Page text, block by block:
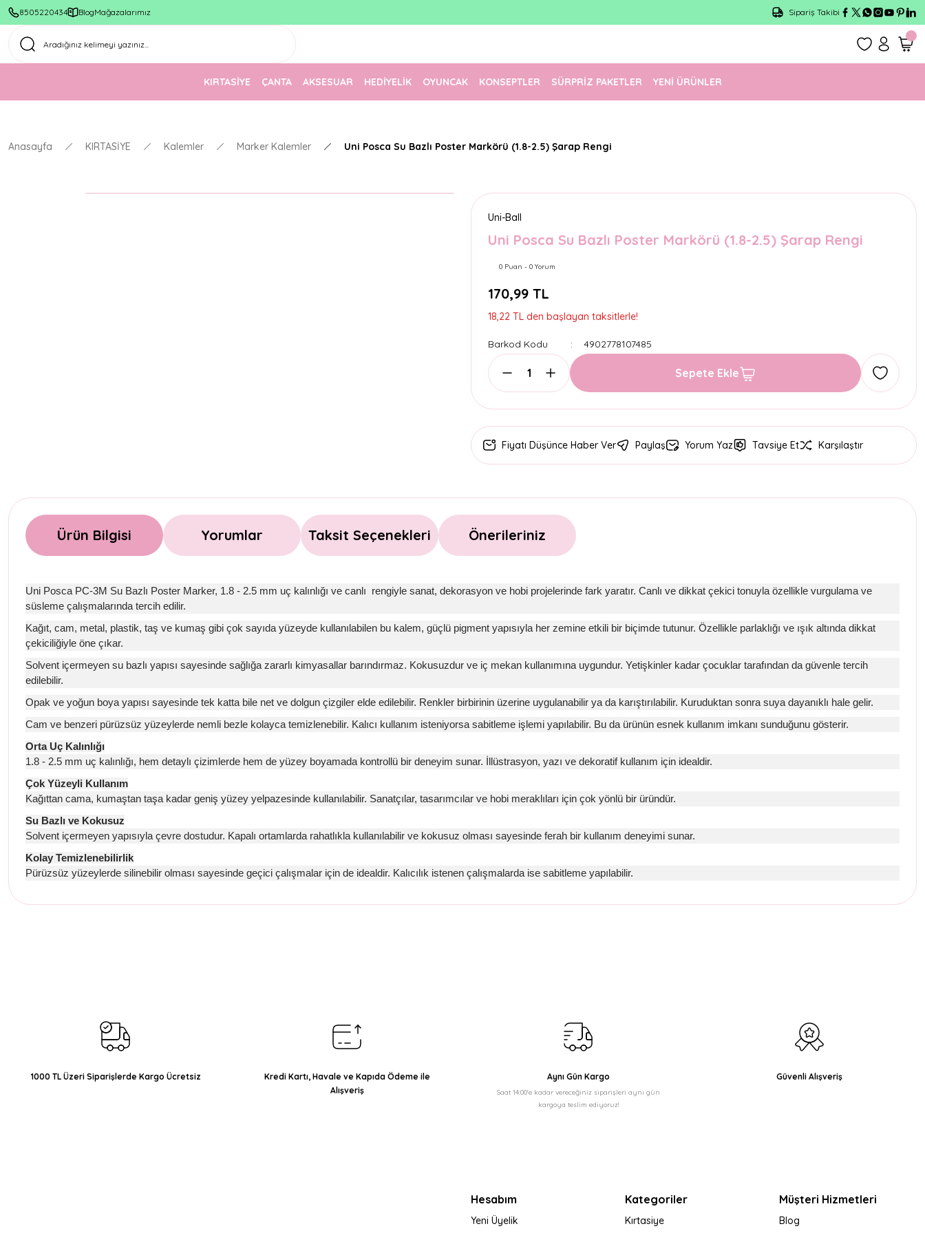
8505220434 BlogMağazalarımız
1500 TL Üzeri Ücretsiz Kargo
Sipariş Takibi
KIRTASİYE ÇANTA AKSESUAR HEDİYELİK OYUNCAK KONSEPTLER SÜRPRİZ PAKETLER YENİ ÜRÜNLER
Anasayfa KIRTASİYE Kalemler Marker Kalemler Uni Posca Su Bazlı Poster Markörü (1.8-2.5) Şarap Rengi
Uni-Ball
Uni Posca Su Bazlı Poster Markörü (1.8-2.5) Şarap Rengi
0 Puan - 0 Yorum
170,99 TL
18,22 TL den başlayan taksitlerle!
Barkod Kodu 4902778107485
Sepete Ekle
Fiyatı Düşünce Haber Ver Paylaş Yorum Yaz Tavsiye Et Karşılaştır
Ürün Bilgisi Yorumlar Taksit Seçenekleri Önerileriniz
Uni Posca PC-3M Su Bazlı Poster Marker, 1.8 - 2.5 mm uç kalınlığı ve canlı rengiyle sanat, dekorasyon ve hobi projelerinde fark yaratır. Canlı ve dikkat çekici tonuyla özellikle vurgulama ve
süsleme çalışmalarında tercih edilir.
Kağıt, cam, metal, plastik, taş ve kumaş gibi çok sayıda yüzeyde kullanılabilen bu kalem, güçlü pigment yapısıyla her zemine etkili bir biçimde tutunur. Özellikle parlaklığı ve ışık altında dikkat
çekiciliğiyle öne çıkar.
Solvent içermeyen su bazlı yapısı sayesinde sağlığa zararlı kimyasallar barındırmaz. Kokusuzdur ve iç mekan kullanımına uygundur. Yetişkinler kadar çocuklar tarafından da güvenle tercih
edilebilir.
Opak ve yoğun boya yapısı sayesinde tek katta bile net ve dolgun çizgiler elde edilebilir. Renkler birbirinin üzerine uygulanabilir ya da karıştırılabilir. Kuruduktan sonra suya dayanıklı hale gelir.
Cam ve benzeri pürüzsüz yüzeylerde nemli bezle kolayca temizlenebilir. Kalıcı kullanım isteniyorsa sabitleme işlemi yapılabilir. Bu da ürünün esnek kullanım imkanı sunduğunu gösterir.
Orta Uç Kalınlığı
1.8 - 2.5 mm uç kalınlığı, hem detaylı çizimlerde hem de yüzey boyamada kontrollü bir deneyim sunar. İllüstrasyon, yazı ve dekoratif kullanım için idealdir.
Çok Yüzeyli Kullanım
Kağıttan cama, kumaştan taşa kadar geniş yüzey yelpazesinde kullanılabilir. Sanatçılar, tasarımcılar ve hobi meraklıları için çok yönlü bir üründür.
Su Bazlı ve Kokusuz
Solvent içermeyen yapısıyla çevre dostudur. Kapalı ortamlarda rahatlıkla kullanılabilir ve kokusuz olması sayesinde ferah bir kullanım deneyimi sunar.
Kolay Temizlenebilirlik
Pürüzsüz yüzeylerde silinebilir olması sayesinde geçici çalışmalar için de idealdir. Kalıcılık istenen çalışmalarda ise sabitleme yapılabilir.
Ürün fiyatı diğer sitelerden daha pahalı.
Bu ürüne benzer farklı alternatifler olmalı.
1000 TL Üzeri Siparişlerde Kargo Ücretsiz
Kredi Kartı, Havale ve Kapıda Ödeme ile
Alışveriş
Aynı Gün Kargo
Saat 14:00'e kadar vereceğiniz siparişleri aynı gün
kargoya teslim ediyoruz!
Güvenli Alışveriş
Hesabım
Yeni Üyelik
Kategoriler
Kırtasiye
Müşteri Hizmetleri
Blog